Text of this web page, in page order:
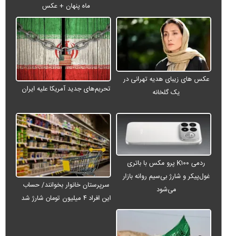
ماه پنهان + عکس
عکس های زیبای هدیه تهرانی در
یک گلخانه
تحریم‌های جدید آمریکا علیه ایران
ردمی K۱۰۰ پرو مکس با باتری
غول‌پیکر و شارژ بی‌سیم روانه بازار
می‌شود
سرپرستان خانوار بخوانند/ حساب
این افراد ۴ میلیون تومان شارژ شد